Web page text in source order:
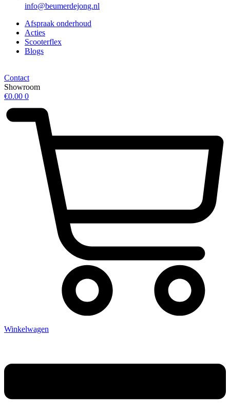
info@beumerdejong.nl
Afspraak onderhoud
Acties
Scooterflex
Blogs
Contact
Showroom
€0.00 0
Winkelwagen